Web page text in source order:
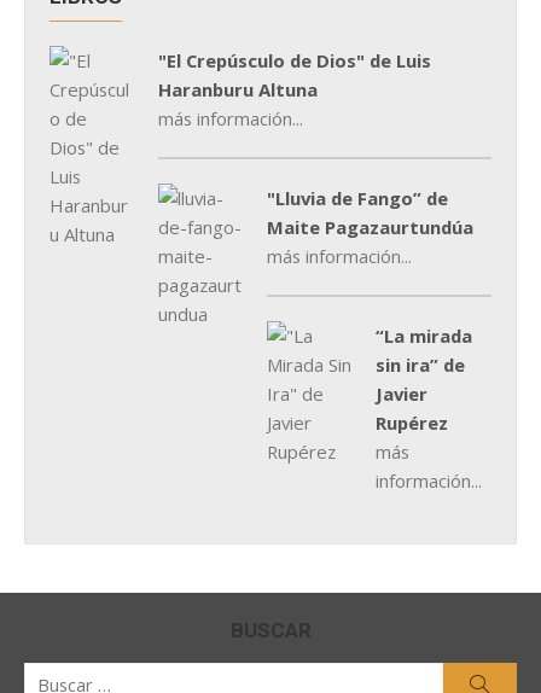
"El Crepúsculo de Dios" de Luis
Haranburu Altuna
más información...
"Lluvia de Fango” de
Maite Pagazaurtundúa
más información...
“La mirada
sin ira” de
Javier
Rupérez
más
información...
BUSCAR